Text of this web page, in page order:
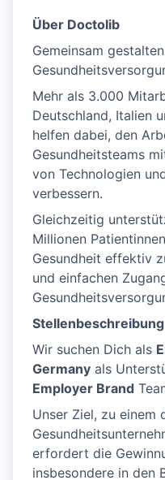
Über Doctolib
Gemeinsam
Mehr als 3.000
Deutschland, Italien
helfen dabei, den
Gesundheitsteams
von Technologien
verbessern.
Gleichzeitig
Millionen
Gesundheit effektiv
und einfachen
Stellenbeschreibung
Wir suchen Dich als
Germany als
Employer Brand
Unser Ziel, zu einem
erfordert die
insbesondere in den